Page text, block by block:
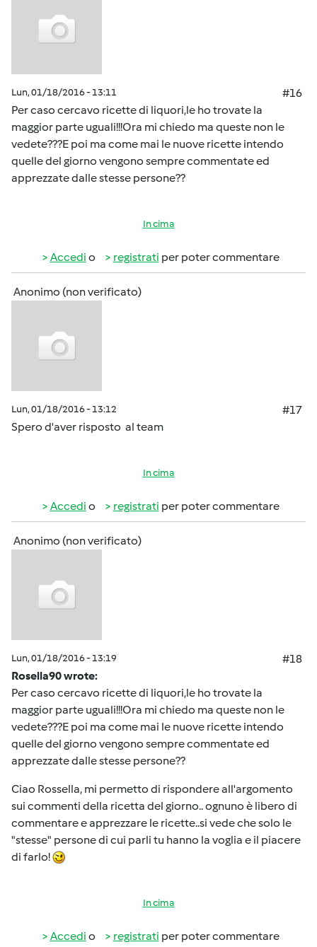
Lun, 01/18/2016 - 13:11
#16
Per caso cercavo ricette di liquori,le ho trovate la
maggior parte uguali!!!Ora mi chiedo ma queste non le
vedete???E poi ma come mai le nuove ricette intendo
quelle del giorno vengono sempre commentate ed
apprezzate dalle stesse persone??
In cima
Accedi o registrati per poter commentare
Anonimo (non verificato)
Lun, 01/18/2016 - 13:12
#17
Spero d'aver risposto al team
In cima
Accedi o registrati per poter commentare
Anonimo (non verificato)
Lun, 01/18/2016 - 13:19
#18
Rosella90 wrote:
Per caso cercavo ricette di liquori,le ho trovate la
maggior parte uguali!!!Ora mi chiedo ma queste non le
vedete???E poi ma come mai le nuove ricette intendo
quelle del giorno vengono sempre commentate ed
apprezzate dalle stesse persone??
Ciao Rossella, mi permetto di rispondere all'argomento
sui commenti della ricetta del giorno.. ognuno è libero di
commentare e apprezzare le ricette..si vede che solo le
"stesse" persone di cui parli tu hanno la voglia e il piacere
di farlo!
In cima
Accedi o registrati per poter commentare